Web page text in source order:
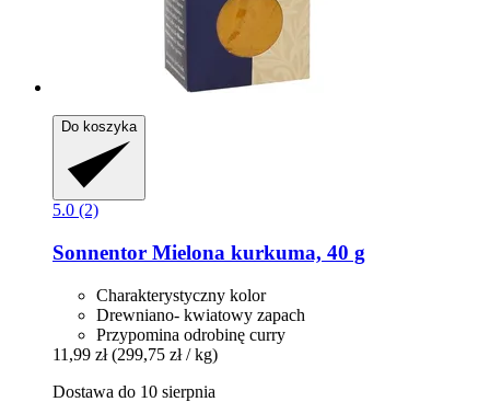
Do koszyka
5.0 (2)
Sonnentor Mielona kurkuma, 40 g
Charakterystyczny kolor
Drewniano- kwiatowy zapach
Przypomina odrobinę curry
11,99 zł (299,75 zł / kg)
Dostawa do 10 sierpnia